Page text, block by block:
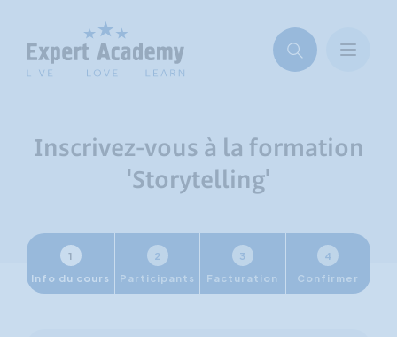
Inscrivez-vous à la formation
'Storytelling'
1
Info du cours
2
Participants
3
Facturation
4
Confirmer